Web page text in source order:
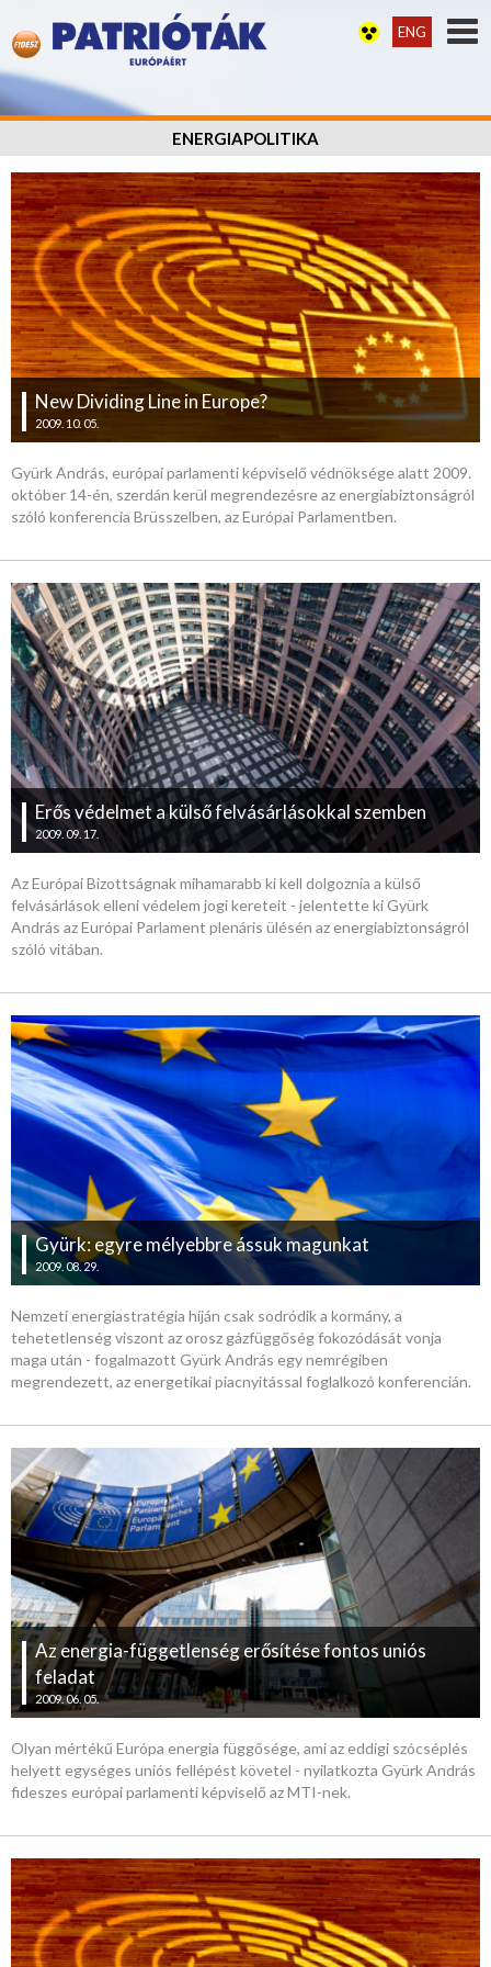
ENG
ENERGIAPOLITIKA
New Dividing Line in Europe?
2009. 10. 05.
Gyürk András, európai parlamenti képviselő védnöksége alatt 2009.
október 14-én, szerdán kerül megrendezésre az energiabiztonságról
szóló konferencia Brüsszelben, az Európai Parlamentben.
Erős védelmet a külső felvásárlásokkal szemben
2009. 09. 17.
Az Európai Bizottságnak mihamarabb ki kell dolgoznia a külső
felvásárlások elleni védelem jogi kereteit - jelentette ki Gyürk
András az Európai Parlament plenáris ülésén az energiabiztonságról
szóló vitában.
Gyürk: egyre mélyebbre ássuk magunkat
2009. 08. 29.
Nemzeti energiastratégia híján csak sodródik a kormány, a
tehetetlenség viszont az orosz gázfüggőség fokozódását vonja
maga után - fogalmazott Gyürk András egy nemrégiben
megrendezett, az energetikai piacnyitással foglalkozó konferencián.
Az energia-függetlenség erősítése fontos uniós
feladat
2009. 06. 05.
Olyan mértékű Európa energia függősége, ami az eddigi szócséplés
helyett egységes uniós fellépést követel - nyilatkozta Gyürk András
fideszes európai parlamenti képviselő az MTI-nek.